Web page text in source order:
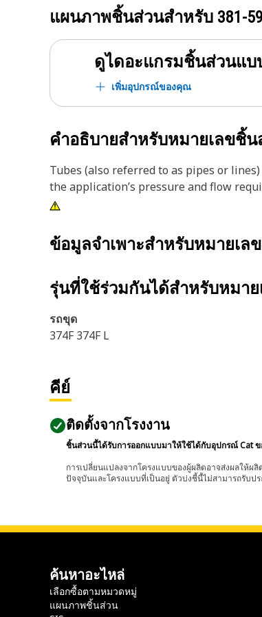
แผนภาพชิ้นส่วนสำหรับ 381-
ดูไดอะแกรมชิ้นส่วนแบ
เพิ่มอุปกรณ์ของคุณ
คำอธิบายสำหรับหมายเลขชิ้
Tubes (also referred to as pipes or
the application’s pressure and flow
ข้อมูลจำเพาะสำหรับหมายเล
รุ่นที่ใช้ร่วมกันได้สำหรับหมา
รถขุด
374F 374F L
คีย์
ติดตั้งจากโรงงาน
ชิ้นส่วนนี้ได้รับการออกแบบมาให้ใช้ได้กับอุปกรณ์ Cat
การเปลี่ยนแปลงจากโครงแบบของผู้ผลิตอาจส่งผลใ
ปัจจุบันและโครงแบบที่เป็นอยู่ ตัวบ่งชี้นี้ไม่สามารถรับป
ค้นหาอะไหล่
เลือกซื้อตามหมวดหมู่
แผนภาพชิ้นส่วน